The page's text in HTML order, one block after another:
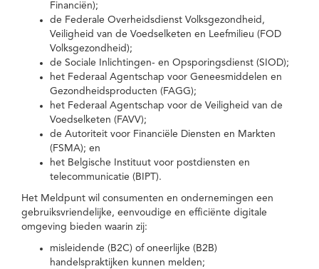
Financiën);
de Federale Overheidsdienst Volksgezondheid,
Veiligheid van de Voedselketen en Leefmilieu (FOD
Volksgezondheid);
de Sociale Inlichtingen- en Opsporingsdienst (SIOD);
het Federaal Agentschap voor Geneesmiddelen en
Gezondheidsproducten (FAGG);
het Federaal Agentschap voor de Veiligheid van de
Voedselketen (FAVV);
de Autoriteit voor Financiële Diensten en Markten
(FSMA); en
het Belgische Instituut voor postdiensten en
telecommunicatie (BIPT).
Het Meldpunt wil consumenten en ondernemingen een
gebruiksvriendelijke, eenvoudige en efficiënte digitale
omgeving bieden waarin zij:
misleidende (B2C) of oneerlijke (B2B)
handelspraktijken kunnen melden;